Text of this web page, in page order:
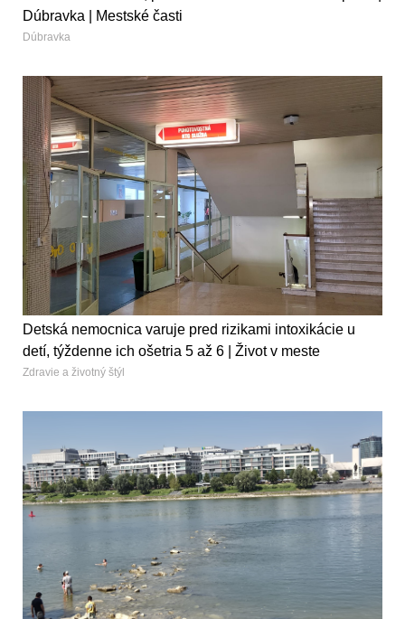
Dúbravka | Mestské časti
Dúbravka
Detská nemocnica varuje pred rizikami intoxikácie u
detí, týždenne ich ošetria 5 až 6 | Život v meste
Zdravie a životný štýl